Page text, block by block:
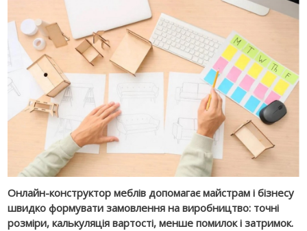
Онлайн-конструктор меблів допомагає майстрам і бізнесу
швидко формувати замовлення на виробництво: точні
розміри, калькуляція вартості, менше помилок і затримок.